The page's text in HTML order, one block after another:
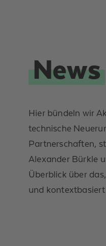
News
Hier bündeln wir
technische
Partnerschaften,
Alexander Bürkle
Überblick über
und